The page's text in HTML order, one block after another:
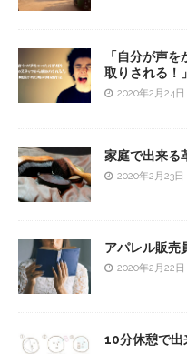
「自分が声
取りされる！
2020年2月24日
家庭で出来る
2020年2月23日
アパレル販売
2020年2月22日
10分休憩で出